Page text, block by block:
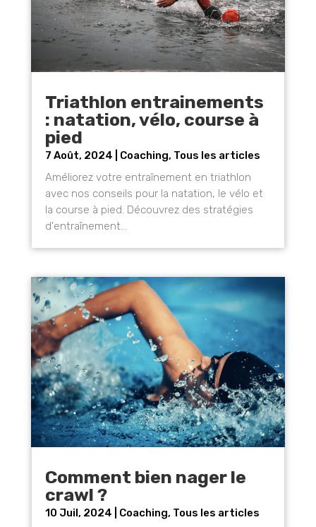
Triathlon entrainements
: natation, vélo, course à
pied
7 Août, 2024 Coaching, Tous les articles
Améliorez votre entraînement en triathlon
avec nos conseils pour la natation, le vélo et
la course à pied. Découvrez des stratégies
d'entraînement...
Comment bien nager le
crawl ?
10 Juil, 2024 Coaching, Tous les articles